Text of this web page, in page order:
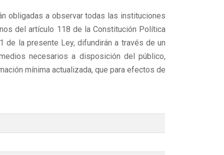
obligadas a observar todas las instituciones
del artículo 118 de la Constitución Política
de la presente Ley, difundirán a través de un
necesarios a disposición del público,
mínima actualizada, que para efectos de